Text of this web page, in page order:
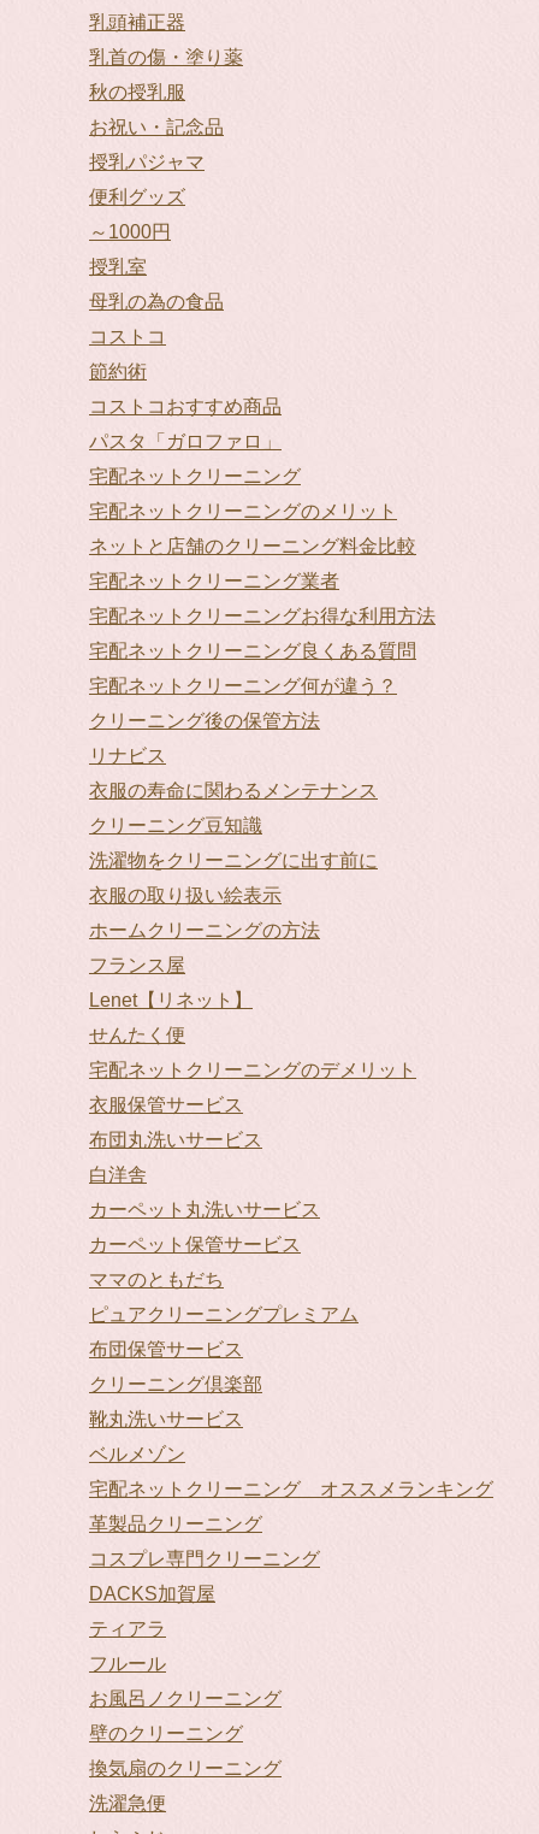
乳頭補正器
乳首の傷・塗り薬
秋の授乳服
お祝い・記念品
授乳パジャマ
便利グッズ
～1000円
授乳室
母乳の為の食品
コストコ
節約術
コストコおすすめ商品
パスタ「ガロファロ」
宅配ネットクリーニング
宅配ネットクリーニングのメリット
ネットと店舗のクリーニング料金比較
宅配ネットクリーニング業者
宅配ネットクリーニングお得な利用方法
宅配ネットクリーニング良くある質問
宅配ネットクリーニング何が違う？
クリーニング後の保管方法
リナビス
衣服の寿命に関わるメンテナンス
クリーニング豆知識
洗濯物をクリーニングに出す前に
衣服の取り扱い絵表示
ホームクリーニングの方法
フランス屋
Lenet【リネット】
せんたく便
宅配ネットクリーニングのデメリット
衣服保管サービス
布団丸洗いサービス
白洋舎
カーペット丸洗いサービス
カーペット保管サービス
ママのともだち
ピュアクリーニングプレミアム
布団保管サービス
クリーニング倶楽部
靴丸洗いサービス
ベルメゾン
宅配ネットクリーニング オススメランキング
革製品クリーニング
コスプレ専門クリーニング
DACKS加賀屋
ティアラ
フルール
お風呂ノクリーニング
壁のクリーニング
換気扇のクリーニング
洗濯急便